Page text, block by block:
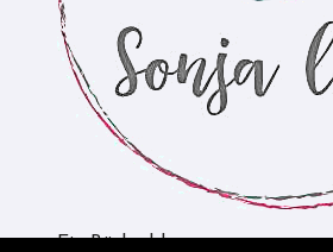
Ein Bücherblog